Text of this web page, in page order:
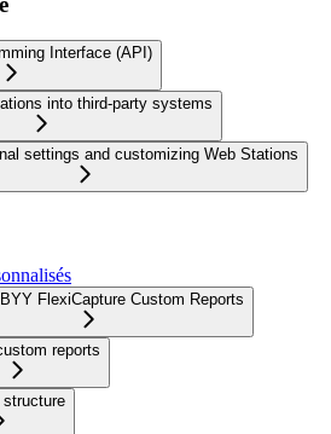
Interface (API)
into third-party systems
settings and customizing Web Stations
FlexiCapture Custom Reports
reports
structure